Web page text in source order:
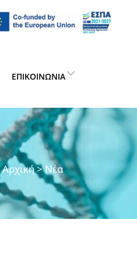
ΕΠΙΚΟΙΝΩΝΊΑ
Αρχική> Νέα